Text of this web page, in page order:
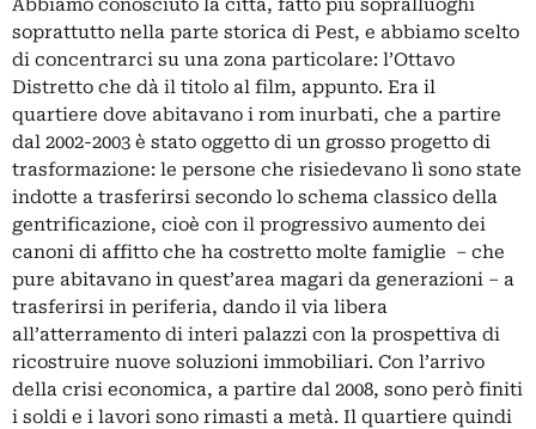
Abbiamo conosciuto la città, fatto più sopralluoghi
soprattutto nella parte storica di Pest, e abbiamo scelto
di concentrarci su una zona particolare: l’Ottavo
Distretto che dà il titolo al film, appunto. Era il
quartiere dove abitavano i rom inurbati, che a partire
dal 2002-2003 è stato oggetto di un grosso progetto di
trasformazione: le persone che risiedevano lì sono state
indotte a trasferirsi secondo lo schema classico della
gentrificazione, cioè con il progressivo aumento dei
canoni di affitto che ha costretto molte famiglie – che
pure abitavano in quest’area magari da generazioni – a
trasferirsi in periferia, dando il via libera
all’atterramento di interi palazzi con la prospettiva di
ricostruire nuove soluzioni immobiliari. Con l’arrivo
della crisi economica, a partire dal 2008, sono però finiti
i soldi e i lavori sono rimasti a metà. Il quartiere quindi